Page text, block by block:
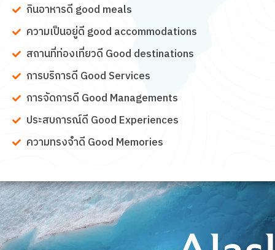
กินอาหารดี good meals
ความเป็นอยู่ดี good accommodations
สถานที่ท่องเที่ยวดี Good destinations
การบริการดี Good Services
การจัดการดี Good Managements
ประสบการณ์ดี Good Experiences
ความทรงจำดี Good Memories